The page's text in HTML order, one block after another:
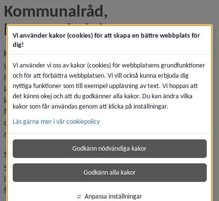
Kommunalråd,
kommunledning
Kommunalråd
Umeå kommun har tre kommunalråd, politiker som är
heltidsarvoderade och utsedda av kommun­fullmäktige. Ett
kommunalråd företräder den politiska majoriteten och är
kommunstyrelsens ordförande. Det andra kommunalrådet
företräder oppositionen och är kommunstyrelsens 1:e vice
ordförande. Det tredje kommunalrådet företräder också
majoriteten och är kommunstyrelsens 2:e vice ordförande.
Stadsdirektör
Stadsdirektören är kommunens ledande tjänsteperson och
länken mellan den politiska ledningen och kommunens
förvaltningar.
Vi använder kakor (cookies) för att skapa en bättre webbplats för
dig!
Vi använder vi oss av kakor (cookies) för webbplatsens grundfunktioner
och för att förbättra webbplatsen. Vi vill också kunna erbjuda dig
nyttiga funktioner som till exempel uppläsning av text. Vi hoppas att
det känns okej och att du godkänner alla kakor. Du kan ändra vilka
kakor som får användas genom att klicka på inställningar.
Läs gärna mer i vår cookiepolicy
Godkänn nödvändiga kakor
Godkänn alla kakor
Anpassa inställningar